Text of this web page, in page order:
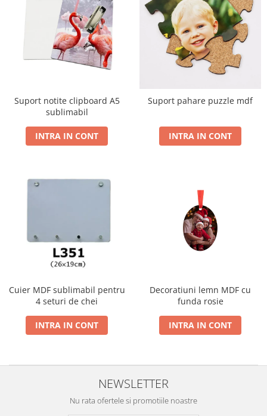
Suport notite clipboard A5
sublimabil
INTRA IN CONT
Suport pahare puzzle mdf
INTRA IN CONT
Cuier MDF sublimabil pentru
4 seturi de chei
INTRA IN CONT
Decoratiuni lemn MDF cu
funda rosie
INTRA IN CONT
NEWSLETTER
Nu rata ofertele si promotiile noastre